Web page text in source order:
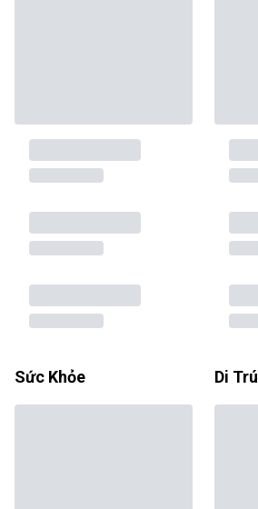
Sức Khỏe Di Trú